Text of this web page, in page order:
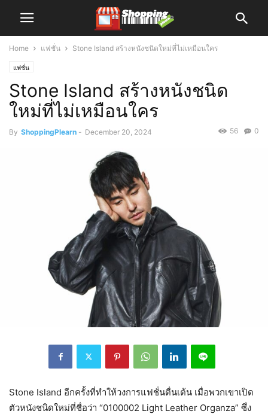
Home แฟชั่น Stone Island สร้างหนังชนิดใหม่ที่ไม่เหมือนใคร
แฟชั่น
Stone Island สร้างหนังชนิด
ใหม่ที่ไม่เหมือนใคร
By ShoppingPlearn - December 20, 2024 0
56
Stone Island อีกครั้งที่ทำให้วงการแฟชั่นตื่นเต้น เมื่อพวกเขาเปิด
ตัวหนังชนิดใหม่ที่ชื่อว่า “0100002 Light Leather Organza” ซึ่ง